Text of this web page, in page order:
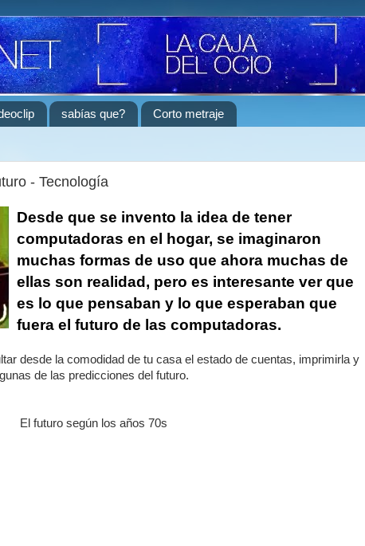
sabías que? Corto metraje
- Tecnología
Desde que se invento la idea de tener
computadoras en el hogar, se imaginaron
muchas formas de uso que ahora muchas de
ellas son realidad, pero es interesante ver que
es lo que pensaban y lo que esperaban que
fuera el futuro de las computadoras.
desde la comodidad de tu casa el estado de cuentas, imprimirla y
de las predicciones del futuro.
El futuro según los años 70s